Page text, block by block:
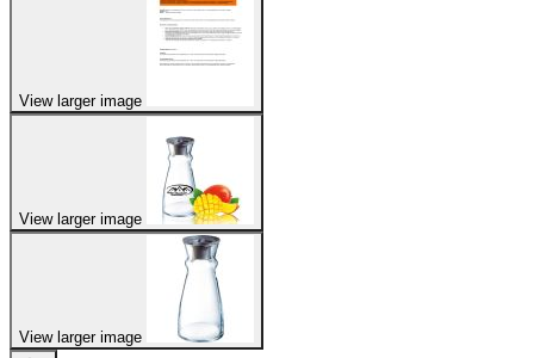
View larger image
View larger image
View larger image